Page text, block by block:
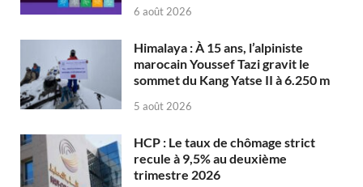
6 août 2026
Himalaya : À 15 ans, l’alpiniste
marocain Youssef Tazi gravit le
sommet du Kang Yatse II à 6.250 m
5 août 2026
HCP : Le taux de chômage strict
recule à 9,5% au deuxième
trimestre 2026